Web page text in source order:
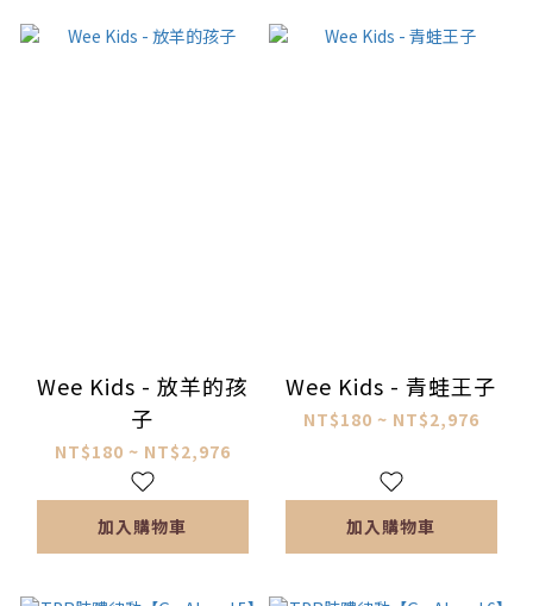
Wee Kids - 放羊的孩
子
NT$180 ~ NT$2,976
加入購物車
Wee Kids - 青蛙王子
NT$180 ~ NT$2,976
加入購物車